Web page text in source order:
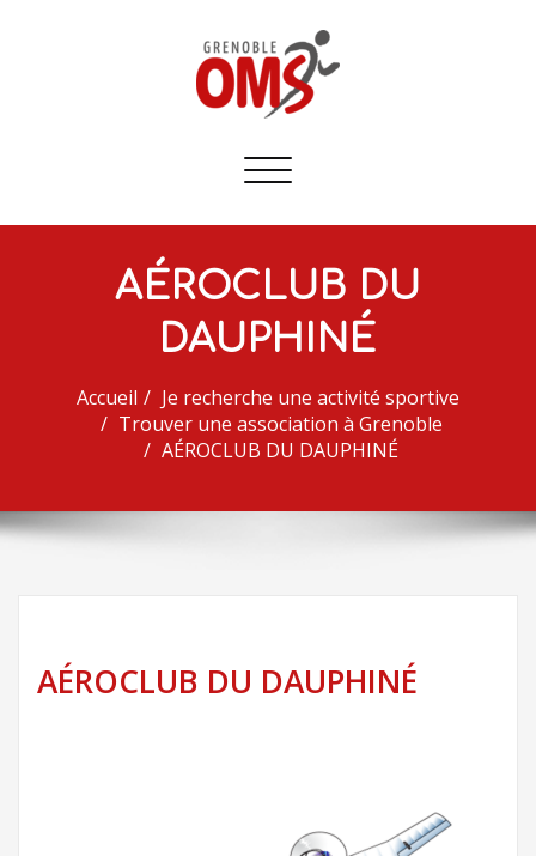
Afficher/masquer
navigation
AÉROCLUB DU
DAUPHINÉ
Accueil
Je recherche une activité sportive
Trouver une association à Grenoble
AÉROCLUB DU DAUPHINÉ
AÉROCLUB DU DAUPHINÉ